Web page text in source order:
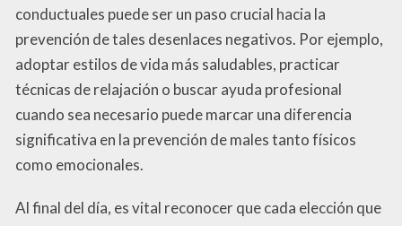
conductuales puede ser un paso crucial hacia la
prevención de tales desenlaces negativos. Por ejemplo,
adoptar estilos de vida más saludables, practicar
técnicas de relajación o buscar ayuda profesional
cuando sea necesario puede marcar una diferencia
significativa en la prevención de males tanto físicos
como emocionales.
Al final del día, es vital reconocer que cada elección que